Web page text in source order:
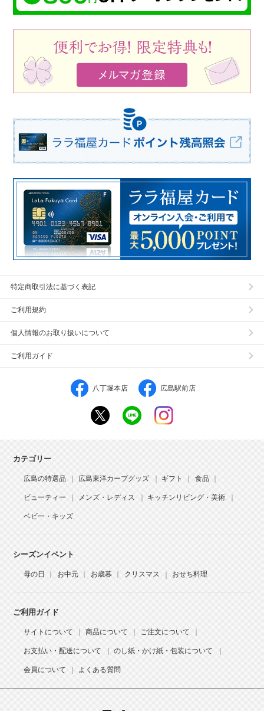
特定商取引法に基づく表記
ご利用規約
個人情報のお取り扱いについて
ご利用ガイド
八丁堀本店 広島駅前店
カテゴリー
広島の特選品 広島東洋カープグッズ ギフト 食品
ビューティー メンズ・レディス キッチンリビング・美術
ベビー・キッズ
シーズンイベント
母の日 お中元 お歳暮 クリスマス おせち料理
ご利用ガイド
サイトについて 商品について ご注文について
お支払い・配送について のし紙・かけ紙・包装について
会員について よくある質問